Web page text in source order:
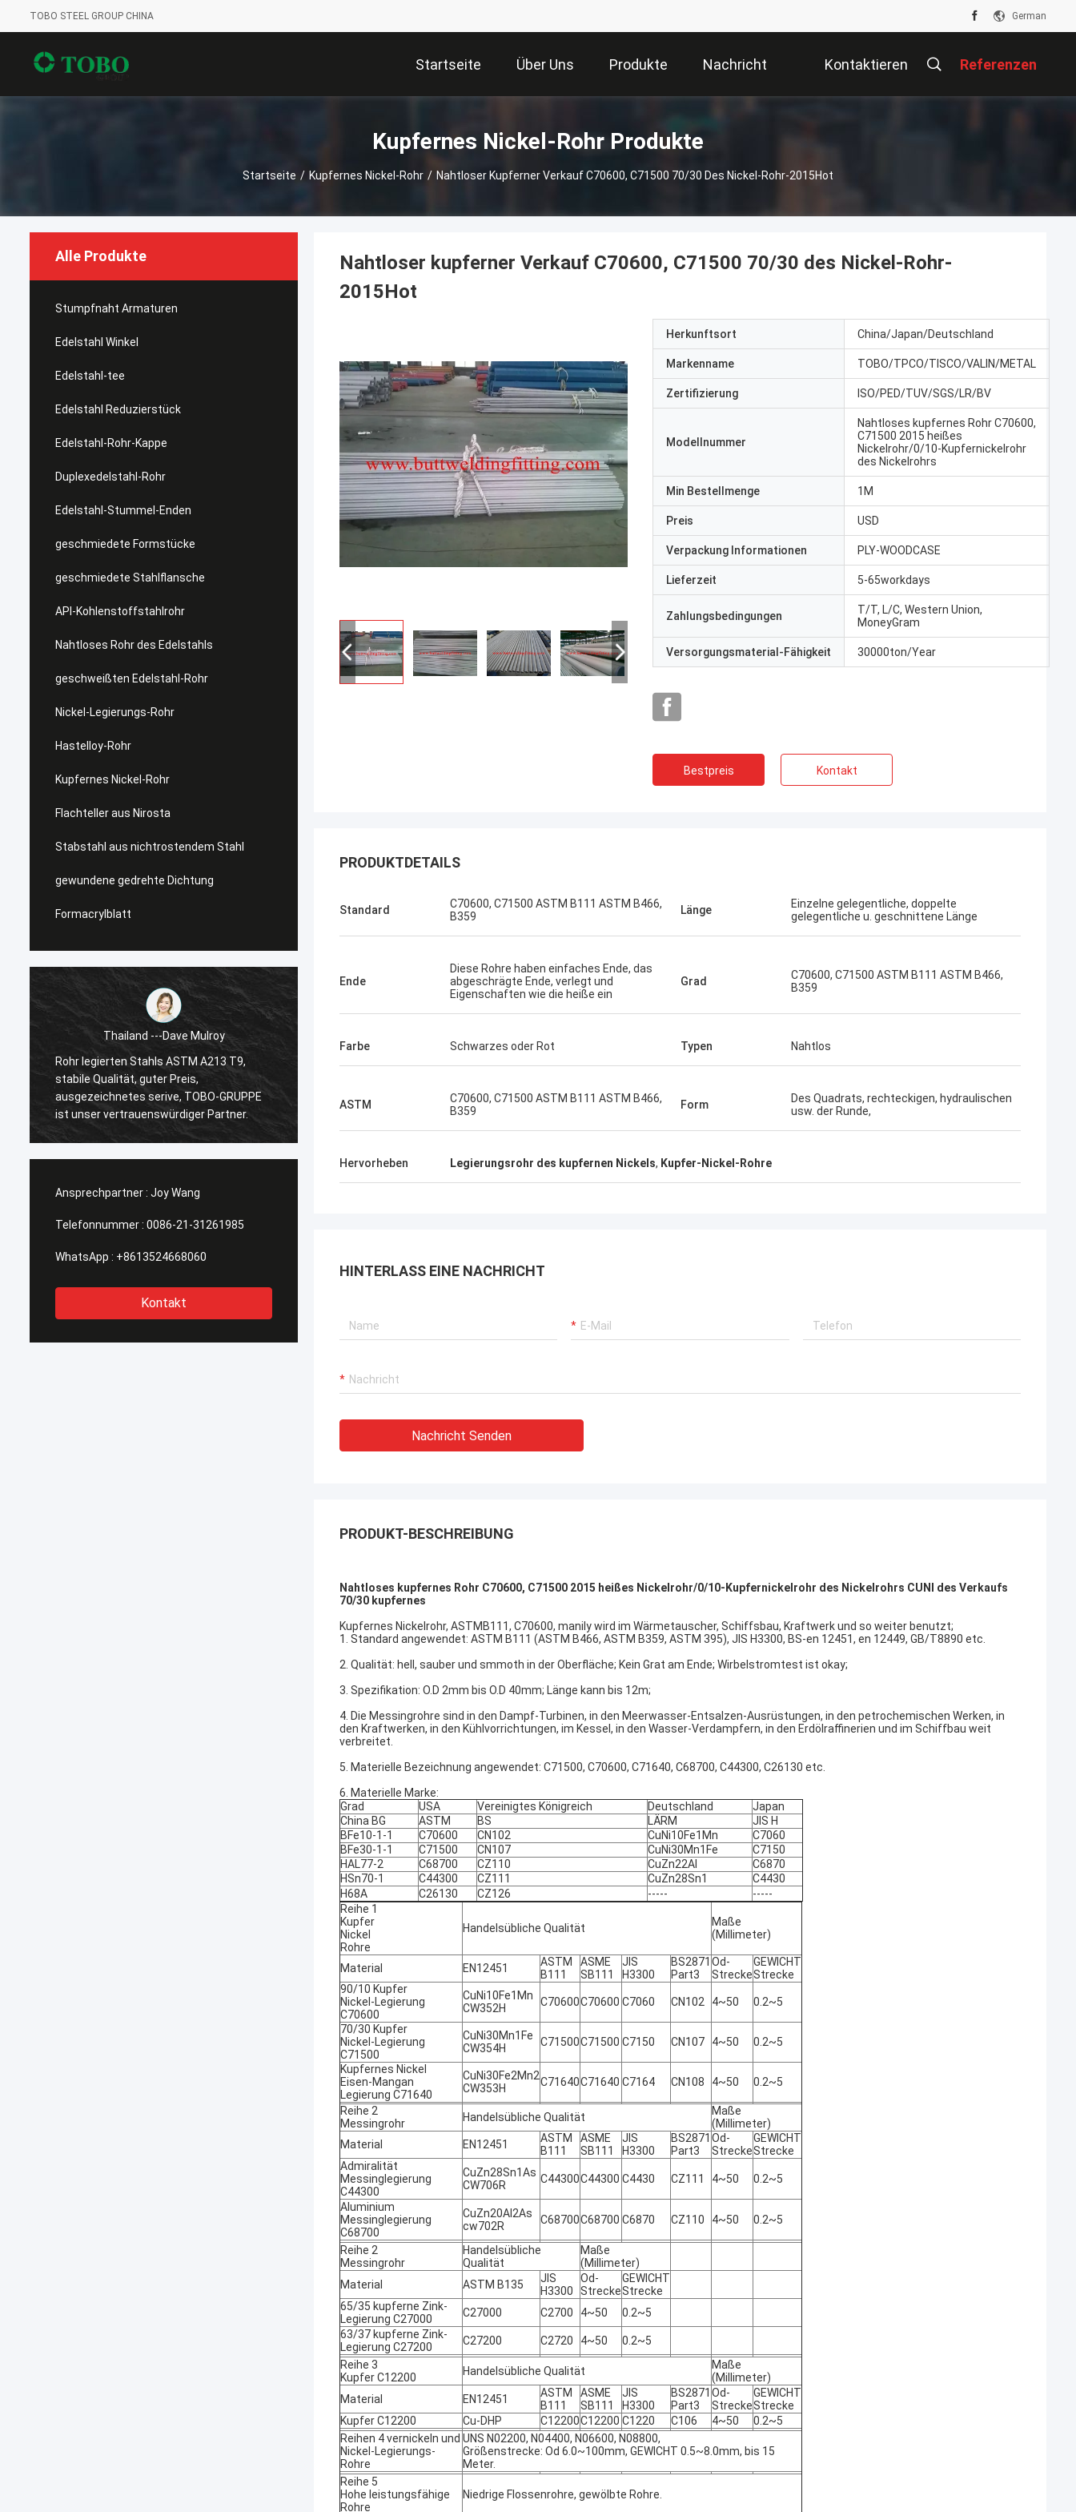
TOBO STEEL GROUP CHINA German
Startseite Über Uns Produkte Nachricht Kontaktieren Referenzen
Kupfernes Nickel-Rohr Produkte
Startseite / Kupfernes Nickel-Rohr / Nahtloser Kupferner Verkauf C70600, C71500 70/30 Des Nickel-Rohr-2015Hot
Alle Produkte
Stumpfnaht Armaturen
Edelstahl Winkel
Edelstahl-tee
Edelstahl Reduzierstück
Edelstahl-Rohr-Kappe
Duplexedelstahl-Rohr
Edelstahl-Stummel-Enden
geschmiedete Formstücke
geschmiedete Stahlflansche
API-Kohlenstoffstahlrohr
Nahtloses Rohr des Edelstahls
geschweißten Edelstahl-Rohr
Nickel-Legierungs-Rohr
Hastelloy-Rohr
Kupfernes Nickel-Rohr
Flachteller aus Nirosta
Stabstahl aus nichtrostendem Stahl
gewundene gedrehte Dichtung
Formacrylblatt
Thailand ---Dave Mulroy
Rohr legierten Stahls ASTM A213 T9,
stabile Qualität, guter Preis,
ausgezeichnetes serive, TOBO-GRUPPE
ist unser vertrauenswürdiger Partner.
USA ---Alfaro
Superduplexflansch ASTM A182 F55, gute
der Zeit auch, sehr Berufs.
Bewertung, es ist gut, fortfährt
Ansprechpartner : Joy Wang
Telefonnummer : 0086-21-31261985
WhatsApp : +8613524668060
Kontakt
Nahtloser kupferner Verkauf C70600, C71500 70/30 des Nickel-Rohr-
2015Hot
Herkunftsort China/Japan/Deutschland
Markenname TOBO/TPCO/TISCO/VALIN/METAL
Zertifizierung ISO/PED/TUV/SGS/LR/BV
Modellnummer
Nahtloses kupfernes Rohr C70600,
C71500 2015 heißes
Nickelrohr/0/10-Kupfernickelrohr
des Nickelrohrs
Min Bestellmenge 1M
Preis USD
Verpackung Informationen PLY-WOODCASE
Lieferzeit 5-65workdays
Zahlungsbedingungen
T/T, L/C, Western Union,
MoneyGram
Versorgungsmaterial-Fähigkeit 30000ton/Year
Bestpreis Kontakt
PRODUKTDETAILS
Standard
C70600, C71500 ASTM B111 ASTM B466,
B359
Länge
Einzelne gelegentliche, doppelte
gelegentliche u. geschnittene Länge
Ende
Diese Rohre haben einfaches Ende, das
abgeschrägte Ende, verlegt und
Eigenschaften wie die heiße ein
Grad
C70600, C71500 ASTM B111 ASTM B466,
B359
Farbe Schwarzes oder Rot Typen Nahtlos
ASTM
C70600, C71500 ASTM B111 ASTM B466,
B359
Form
Des Quadrats, rechteckigen, hydraulischen
usw. der Runde,
Hervorheben Legierungsrohr des kupfernen Nickels, Kupfer-Nickel-Rohre
HINTERLASS EINE NACHRICHT
Nachricht Senden
PRODUKT-BESCHREIBUNG
Nahtloses kupfernes Rohr C70600, C71500 2015 heißes Nickelrohr/0/10-Kupfernickelrohr des Nickelrohrs CUNI des Verkaufs
70/30 kupfernes
Kupfernes Nickelrohr, ASTMB111, C70600, manily wird im Wärmetauscher, Schiffsbau, Kraftwerk und so weiter benutzt;
1. Standard angewendet: ASTM B111 (ASTM B466, ASTM B359, ASTM 395), JIS H3300, BS-en 12451, en 12449, GB/T8890 etc.
2. Qualität: hell, sauber und smmoth in der Oberfläche; Kein Grat am Ende; Wirbelstromtest ist okay;
3. Spezifikation: O.D 2mm bis O.D 40mm; Länge kann bis 12m;
4. Die Messingrohre sind in den Dampf-Turbinen, in den Meerwasser-Entsalzen-Ausrüstungen, in den petrochemischen Werken, in
den Kraftwerken, in den Kühlvorrichtungen, im Kessel, in den Wasser-Verdampfern, in den Erdölraffinerien und im Schiffbau weit
verbreitet.
5. Materielle Bezeichnung angewendet: C71500, C70600, C71640, C68700, C44300, C26130 etc.
6. Materielle Marke:
Grad
USA Vereinigtes Königreich Deutschland
Japan
China BG
ASTM BS LÄRM
JIS H
BFe10-1-1
C70600 CN102 CuNi10Fe1Mn
C7060
BFe30-1-1
C71500 CN107 CuNi30Mn1Fe
C7150
HAL77-2
C68700 CZ110 CuZn22Al
C6870
HSn70-1
C44300 CZ111 CuZn28Sn1
C4430
H68A
C26130 CZ126 -----
-----
Reihe 1
Kupfer
Nickel
Rohre
Handelsübliche Qualität
Maße
(Millimeter)
Material EN12451
ASTM
B111
ASME
SB111
JIS
H3300
BS2871
Part3
Od-
Strecke
GEWICHT
Strecke
90/10 Kupfer
Nickel-Legierung
C70600
CuNi10Fe1Mn
CW352H
C70600C70600 C7060 CN102 4~50 0.2~5
70/30 Kupfer
Nickel-Legierung
C71500
CuNi30Mn1Fe
CW354H
C71500C71500 C7150 CN107 4~50 0.2~5
Kupfernes Nickel
Eisen-Mangan
Legierung C71640
CuNi30Fe2Mn2
CW353H
C71640C71640 C7164 CN108 4~50 0.2~5
Reihe 2
Messingrohr
Handelsübliche Qualität
Maße
(Millimeter)
Material
EN12451
ASTM
B111
ASME
SB111
JIS
H3300
BS2871
Part3
Od-
Strecke
GEWICHT
Strecke
Admiralität
Messinglegierung
C44300
CuZn28Sn1As
CW706R
C44300C44300 C4430 CZ111 4~50 0.2~5
Aluminium
Messinglegierung
C68700
CuZn20Al2As
cw702R
C68700C68700 C6870 CZ110 4~50 0.2~5
Reihe 2
Messingrohr
Handelsübliche
Qualität
Maße
(Millimeter)
Material
ASTM B135
JIS
H3300
Od-
Strecke
GEWICHT
Strecke
65/35 kupferne Zink-
Legierung C27000
C27000 C2700 4~50
0.2~5
63/37 kupferne Zink-
Legierung C27200
C27200 C2720 4~50
0.2~5
Reihe 3
Kupfer C12200
Handelsübliche Qualität
Maße
(Millimeter)
Material
EN12451
ASTM
B111
ASME
SB111
JIS
H3300
BS2871
Part3
Od-
Strecke
GEWICHT
Strecke
Kupfer C12200
Cu-DHP C12200C12200 C1220 C106 4~50
0.2~5
Reihen 4 vernickeln und
Nickel-Legierungs-
Rohre
UNS N02200, N04400, N06600, N08800,
Größenstrecke: Od 6.0~100mm, GEWICHT 0.5~8.0mm, bis 15
Meter.
Reihe 5
Hohe leistungsfähige
Rohre
Niedrige Flossenrohre, gewölbte Rohre.